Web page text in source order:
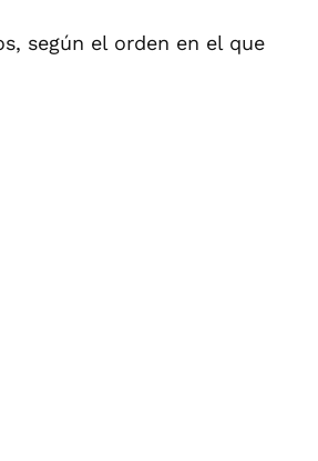
según el orden en el que